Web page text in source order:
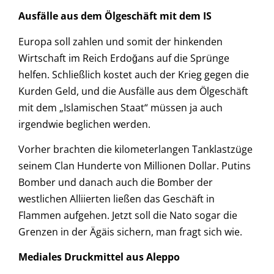
Ausfälle aus dem Ölgeschäft mit dem IS
Europa soll zahlen und somit der hinkenden
Wirtschaft im Reich Erdoğans auf die Sprünge
helfen. Schließlich kostet auch der Krieg gegen die
Kurden Geld, und die Ausfälle aus dem Ölgeschäft
mit dem „Islamischen Staat“ müssen ja auch
irgendwie beglichen werden.
Vorher brachten die kilometerlangen Tanklastzüge
seinem Clan Hunderte von Millionen Dollar. Putins
Bomber und danach auch die Bomber der
westlichen Alliierten ließen das Geschäft in
Flammen aufgehen. Jetzt soll die Nato sogar die
Grenzen in der Ägäis sichern, man fragt sich wie.
Mediales Druckmittel aus Aleppo